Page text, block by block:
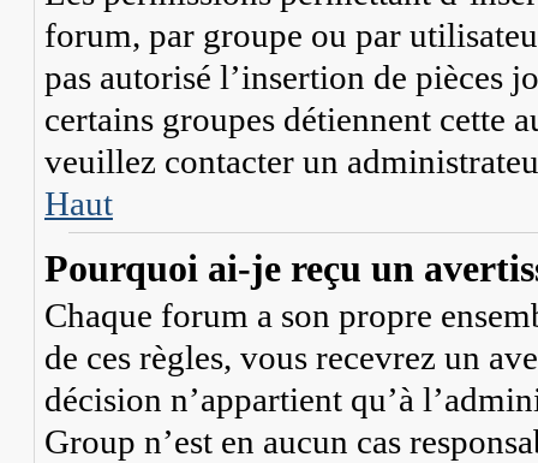
forum, par groupe ou par
pas autorisé l’insertion de pièces
certains groupes détiennent cette
veuillez contacter un
Haut
Pourquoi ai-je reçu un
Chaque forum a son propre
de ces règles, vous recevrez un
décision n’appartient qu’à
Group n’est en aucun cas